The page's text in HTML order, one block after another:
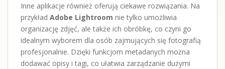
Inne aplikacje również oferują ciekawe rozwiązania. Na
przykład Adobe Lightroom nie tylko umożliwia
organizację zdjęć, ale także ich obróbkę, co czyni go
idealnym wyborem dla osób zajmujących się fotografią
profesjonalnie. Dzięki funkcjom metadanych można
dodawać opisy i tagi, co ułatwia zarządzanie dużymi